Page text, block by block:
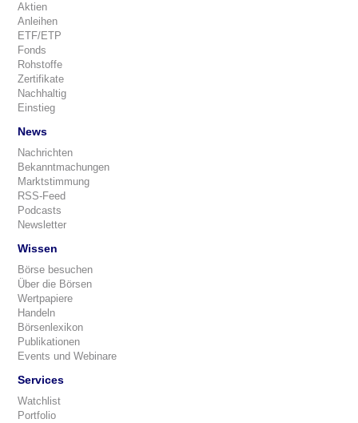
Aktien
Anleihen
ETF/ETP
Fonds
Rohstoffe
Zertifikate
Nachhaltig
Einstieg
News
Nachrichten
Bekanntmachungen
Marktstimmung
RSS-Feed
Podcasts
Newsletter
Wissen
Börse besuchen
Über die Börsen
Wertpapiere
Handeln
Börsenlexikon
Publikationen
Events und Webinare
Services
Watchlist
Portfolio